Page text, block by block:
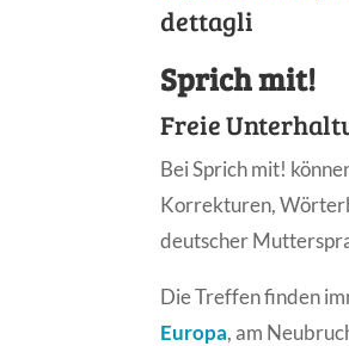
dettagli
Sprich mit!
Freie
Bei Sprich mit!
Korrekturen,
deutscher
Die Treffen finden
Europa, am